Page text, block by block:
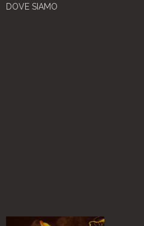
DOVE SIAMO